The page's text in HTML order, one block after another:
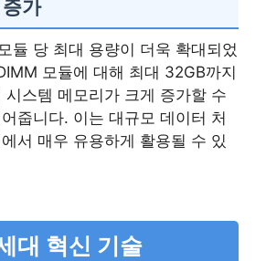
가
듈 당 최대 용량이 더욱 확대되었
모듈에 대해 최대 32GB까지
시스템 메모리가 크게 증가할 수
줍니다. 이는 대규모 데이터 처
서 매우 유용하게 활용될 수 있
대 혁신 기술